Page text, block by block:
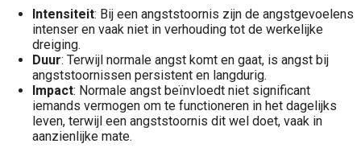
Intensiteit: Bij een angststoornis zijn de angstgevoelens
intenser en vaak niet in verhouding tot de werkelijke
dreiging.
Duur: Terwijl normale angst komt en gaat, is angst bij
angststoornissen persistent en langdurig.
Impact: Normale angst beïnvloedt niet significant
iemands vermogen om te functioneren in het dagelijks
leven, terwijl een angststoornis dit wel doet, vaak in
aanzienlijke mate.